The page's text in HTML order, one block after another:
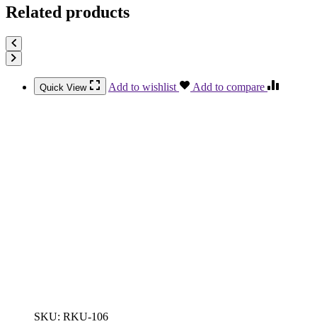
Related products
Quick View Add to wishlist Add to compare
SKU: RKU-106